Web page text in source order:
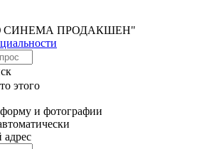
СИНЕМА ПРОДАКШЕН"
этого
и фотографии